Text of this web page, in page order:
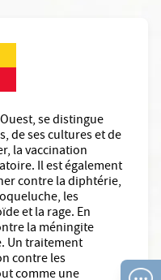
se distingue
de ses cultures et de
la vaccination
Il est également
contre la diphtérie,
les
et la rage. En
la méningite
Un traitement
contre les
comme une